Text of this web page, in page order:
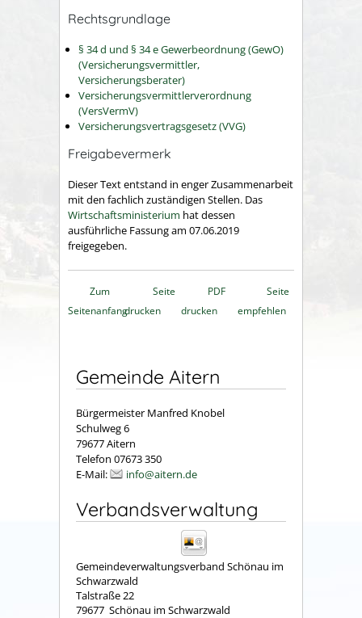
Rechtsgrundlage
§ 34 d und § 34 e Gewerbeordnung (GewO)
(Versicherungsvermittler,
Versicherungsberater)
Versicherungsvermittlerverordnung
(VersVermV)
Versicherungsvertragsgesetz (VVG)
Freigabevermerk
Dieser Text entstand in enger Zusammenarbeit
mit den fachlich zuständigen Stellen. Das
Wirtschaftsministerium hat dessen
ausführliche Fassung am 07.06.2019
freigegeben.
Zum
Seitenanfang
Seite
drucken
PDF
drucken
Seite
empfehlen
Gemeinde Aitern
Bürgermeister Manfred Knobel
Schulweg 6
79677 Aitern
Telefon 07673 350
E-Mail:
info@aitern.de
Verbandsverwaltung
Gemeindeverwaltungsverband Schönau im
Schwarzwald
Talstraße 22
79677 Schönau im Schwarzwald